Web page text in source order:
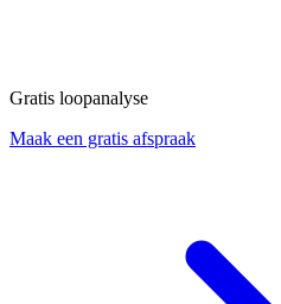
Gratis loopanalyse
Maak een gratis afspraak